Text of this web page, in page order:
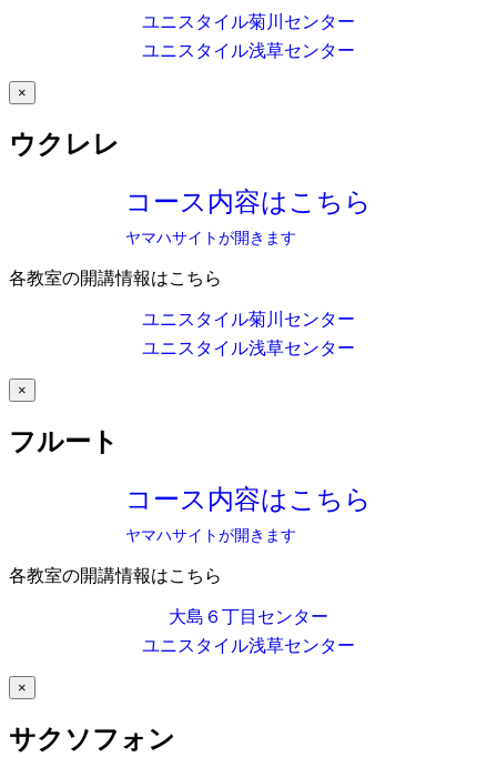
ユニスタイル菊川センター
ユニスタイル浅草センター
×
ウクレレ
コース内容はこちら
ヤマハサイトが開きます
各教室の開講情報はこちら
ユニスタイル菊川センター
ユニスタイル浅草センター
×
フルート
コース内容はこちら
ヤマハサイトが開きます
各教室の開講情報はこちら
大島６丁目センター
ユニスタイル浅草センター
×
サクソフォン